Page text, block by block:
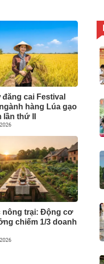
cai Festival
hàng Lúa gạo
lần thứ II
nông trại: Động cơ
chiếm 1/3 doanh